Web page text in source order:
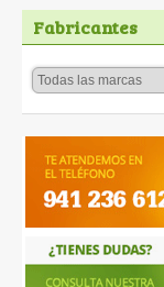
Fabricantes